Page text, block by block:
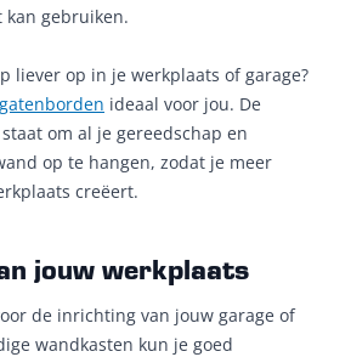
gebruiken.
liever op in je werkplaats of garage?
gatenborden ideaal voor jou. De
om al je gereedschap en
op te hangen, zodat je meer
creëert.
jouw werkplaats
de inrichting van jouw garage of
wandkasten kun je goed